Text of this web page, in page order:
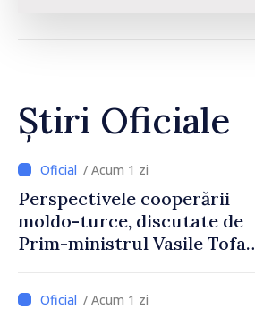
Știri Oficiale
/ Acum 1 zi
Perspectivele cooperării
moldo-turce, discutate de
Prim-ministrul Vasile Tofan
Uygar Mustafa Sertel
/ Acum 1 zi